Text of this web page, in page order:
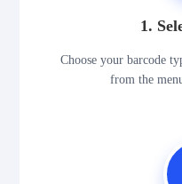
1.
Choose your barcode
from the